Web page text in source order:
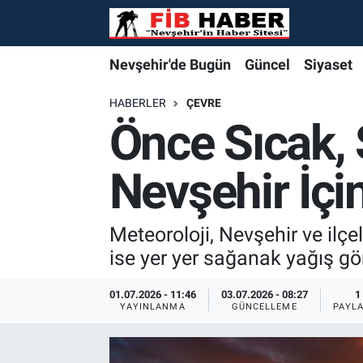
Nevşehir'de Bugün Güncel Siyaset
HABERLER ÇEVRE
Önce
Nevşehir
Meteoroloji, Nevşehir ve
ise yer yer sağanak yağış
01.07.2026 - 11:46
YAYINLANMA
03.07.2026 - 08:27
GÜNCELLEME
1
Foto Galeri
Nevşehir'de Bugün
Nevşehir'de Bugün
Nevşehir'de Bugün
Nöbetçi Eczaneler
Hava Durumu
Trafik Durumu
Süper Lig Puan Durumu ve Fikstür
Tüm Manşetler
Son Dakika Haberleri
Haber Arşivi